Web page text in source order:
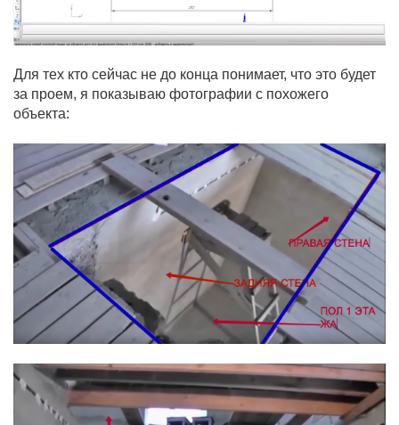
Для тех кто сейчас не до конца понимает, что это будет
за проем, я показываю фотографии с похожего
объекта: